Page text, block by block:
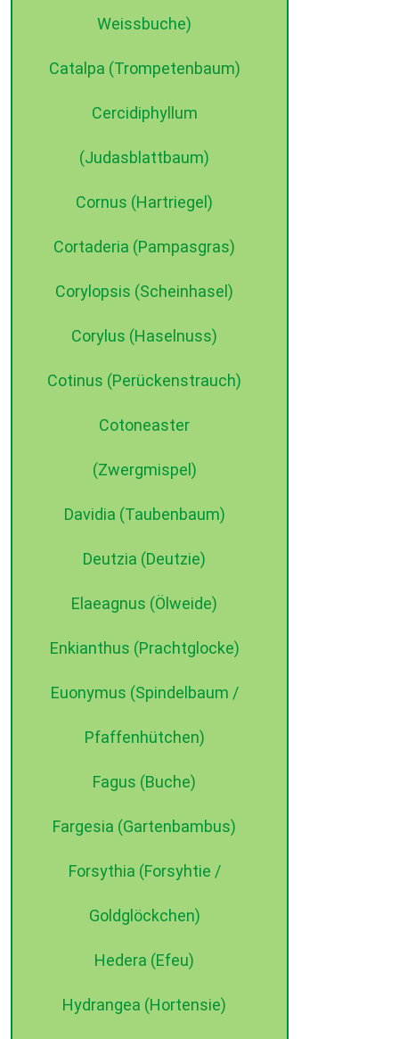
Weissbuche)
Catalpa (Trompetenbaum)
Cercidiphyllum
(Judasblattbaum)
Cornus (Hartriegel)
Cortaderia (Pampasgras)
Corylopsis (Scheinhasel)
Corylus (Haselnuss)
Cotinus (Perückenstrauch)
Cotoneaster
(Zwergmispel)
Davidia (Taubenbaum)
Deutzia (Deutzie)
Elaeagnus (Ölweide)
Enkianthus (Prachtglocke)
Euonymus (Spindelbaum /
Pfaffenhütchen)
Fagus (Buche)
Fargesia (Gartenbambus)
Forsythia (Forsyhtie /
Goldglöckchen)
Hedera (Efeu)
Hydrangea (Hortensie)